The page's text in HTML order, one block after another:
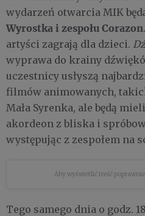
wydarzeń otwarcia MIK
Wyrostka i zespołu Corazon
artyści zagrają dla dzieci.
wyprawa do krainy
uczestnicy usłyszą
filmów animowanych,
Mała Syrenka, ale będą
akordeon z bliska i
występując z zespołem na
Aby wyświetlić treść poprawnie
Tego samego dnia o godz.